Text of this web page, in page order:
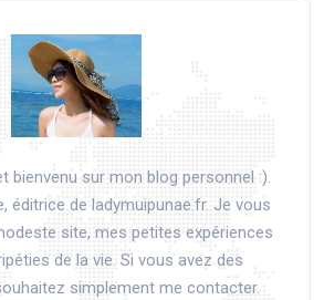
bienvenu sur mon blog personnel :).
éditrice de ladymuipunae.fr. Je vous
site, mes petites expériences
de la vie. Si vous avez des
simplement me contacter.